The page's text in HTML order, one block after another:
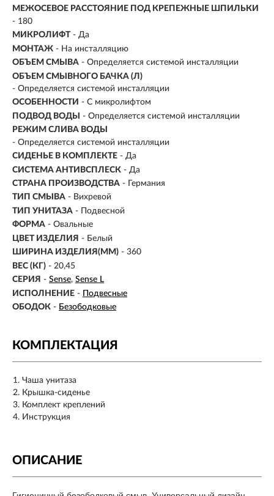
МЕЖОСЕВОЕ РАССТОЯНИЕ ПОД КРЕПЕЖНЫЕ ШПИЛЬКИ
- 180
МИКРОЛИФТ - Да
МОНТАЖ - На инсталляцию
ОБЪЕМ СМЫВА - Определяется системой инсталляции
ОБЪЕМ СМЫВНОГО БАЧКА (Л)
- Определяется системой инсталляции
ОСОБЕННОСТИ - С микролифтом
ПОДВОД ВОДЫ
- Определяется системой инсталляции
РЕЖИМ СЛИВА ВОДЫ
- Определяется системой инсталляции
СИДЕНЬЕ В КОМПЛЕКТЕ - Да
СИСТЕМА АНТИВСПЛЕСК - Да
СТРАНА ПРОИЗВОДСТВА - Германия
ТИП СМЫВА - Вихревой
ТИП УНИТАЗА - Подвесной
ФОРМА - Овальные
ЦВЕТ ИЗДЕЛИЯ - Белый
ШИРИНА ИЗДЕЛИЯ(ММ) - 360
ВЕС (КГ) - 20,45
СЕРИЯ - Sense Sense L
ИСПОЛНЕНИЕ - Подвесные
ОБОДОК - Безободковые
КОМПЛЕКТАЦИЯ
Чаша унитаза
Крышка-сиденье
Комплект креплений
Инструкция
ОПИСАНИЕ